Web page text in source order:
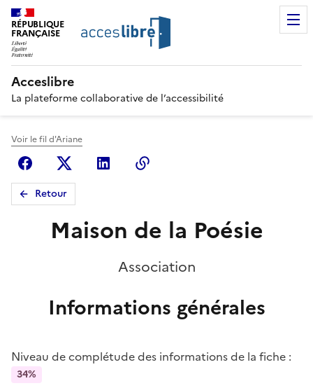
RÉPUBLIQUE
FRANÇAISE
Acceslibre
La plateforme collaborative de l’accessibilité
Voir le fil d'Ariane
FacebookX (anciennement Twitter)
Linkedin
Retour
Maison de la Poésie
Association
Informations générales
Niveau de complétude des informations de la fiche :
34%